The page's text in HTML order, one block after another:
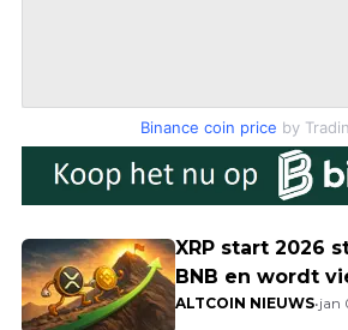
Binance coin price by
XRP start 2026
BNB en wordt
crypto
ALTCOIN NIEUWS•jan